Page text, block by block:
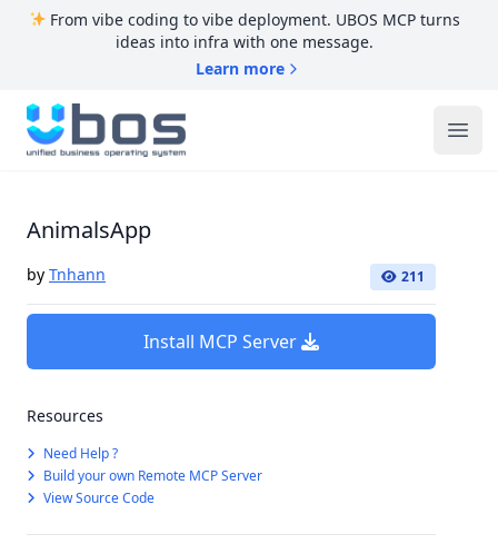
From vibe coding to vibe deployment. UBOS MCP turns
ideas into infra with one message.
Learn more
UBOS
AnimalsApp
by Tnhann 211
Install MCP Server
Resources
Need Help ?
Build your own Remote MCP Server
View Source Code